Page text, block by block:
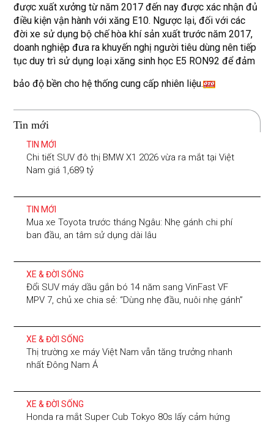
được xuất xưởng từ năm 2017 đến nay được xác nhận đủ
điều kiện vận hành với xăng E10. Ngược lại, đối với các
đời xe sử dụng bộ chế hòa khí sản xuất trước năm 2017,
doanh nghiệp đưa ra khuyến nghị người tiêu dùng nên tiếp
tục duy trì sử dụng loại xăng sinh học E5 RON92 để đảm
bảo độ bền cho hệ thống cung cấp nhiên liệu.
Tin mới
TIN MỚI
Chi tiết SUV đô thị BMW X1 2026 vừa ra mắt tại Việt
Nam giá 1,689 tỷ
TIN MỚI
Mua xe Toyota trước tháng Ngâu: Nhẹ gánh chi phí
ban đầu, an tâm sử dụng dài lâu
XE & ĐỜI SỐNG
Đổi SUV máy dầu gắn bó 14 năm sang VinFast VF
MPV 7, chủ xe chia sẻ: “Dùng nhẹ đầu, nuôi nhẹ gánh”
XE & ĐỜI SỐNG
Thị trường xe máy Việt Nam vẫn tăng trưởng nhanh
nhất Đông Nam Á
XE & ĐỜI SỐNG
Honda ra mắt Super Cub Tokyo 80s lấy cảm hứng